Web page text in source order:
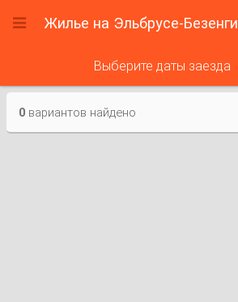
 Жилье на Эльбрусе-Безенги
Выберите даты заезда
0вариантов найдено